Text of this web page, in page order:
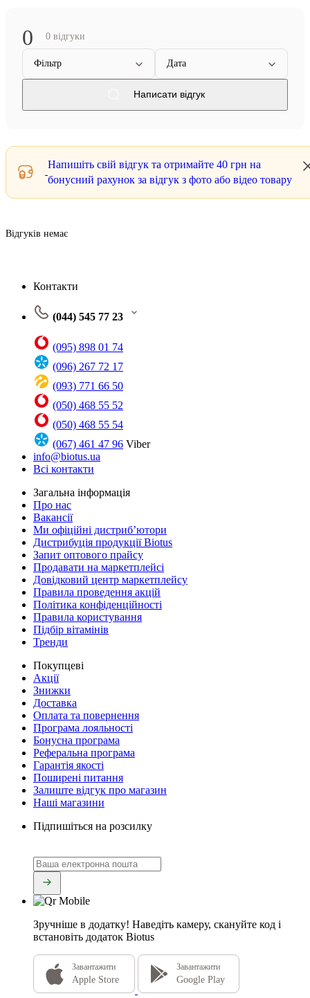
0 0 відгуки
Фільтр Дата
Написати відгук
Напишіть свій відгук та отримайте 40 грн на
бонусний рахунок за відгук з фото або відео товару
Відгуків немає
Контакти
(044) 545 77 23
(095) 898 01 74
(096) 267 72 17
(093) 771 66 50
(050) 468 55 52
(050) 468 55 54
(067) 461 47 96 Viber
info@biotus.ua
Всі контакти
Загальна інформація
Про нас
Вакансії
Ми офіційні дистриб’ютори
Дистрибуція продукції Biotus
Запит оптового прайсу
Продавати на маркетплейсі
Довідковий центр маркетплейсу
Правила проведення акцій
Політика конфіденційності
Правила користування
Підбір вітамінів
Тренди
Покупцеві
Акції
Знижки
Доставка
Оплата та повернення
Програма лояльності
Бонусна програма
Реферальна програма
Гарантія якості
Поширені питання
Залиште відгук про магазин
Наші магазини
Підпишіться на розсилку
Зручніше в додатку! Наведіть камеру, скануйте код і
встановіть додаток Biotus
Завантажити
Apple Store
Завантажити
Google Play